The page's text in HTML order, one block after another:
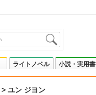
ライトノベル 小説・実用書
> ユン ジヨン